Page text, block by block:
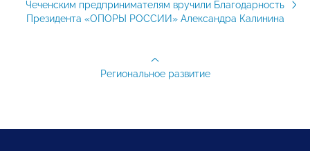
Чеченским предпринимателям вручили Благодарность
Президента «ОПОРЫ РОССИИ» Александра Калинина
Региональное развитие